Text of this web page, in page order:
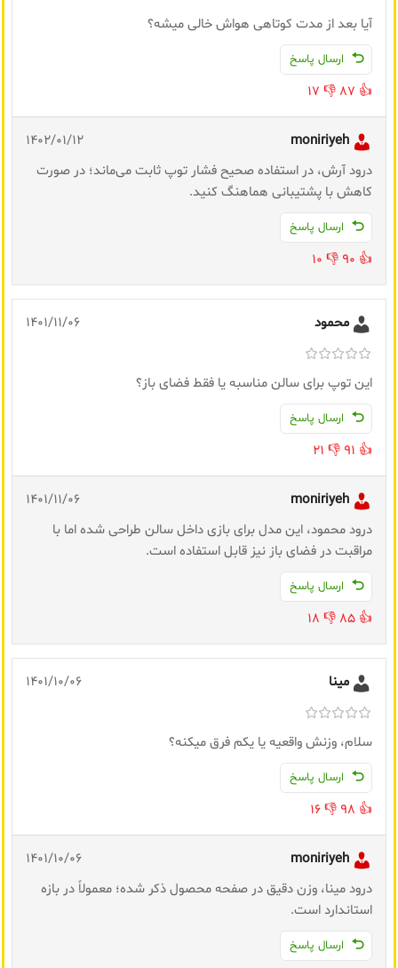
آیا بعد از مدت کوتاهی هواش خالی میشه؟
ارسال پاسخ
👍
87
👎
17
moniriyeh
1402/01/12
درود آرش، در استفاده صحیح فشار توپ ثابت می‌ماند؛ در صورت
کاهش با پشتیبانی هماهنگ کنید.
ارسال پاسخ
👍
90
👎
10
محمود 1401/11/06
این توپ برای سالن مناسبه یا فقط فضای باز؟
ارسال پاسخ
👍
91
👎
21
moniriyeh
1401/11/06
درود محمود، این مدل برای بازی داخل سالن طراحی شده اما با
مراقبت در فضای باز نیز قابل استفاده است.
ارسال پاسخ
👍
85
👎
18
مینا 1401/10/06
سلام، وزنش واقعیه یا یکم فرق میکنه؟
ارسال پاسخ
👍
98
👎
16
moniriyeh
1401/10/06
درود مینا، وزن دقیق در صفحه محصول ذکر شده؛ معمولاً در بازه
استاندارد است.
ارسال پاسخ